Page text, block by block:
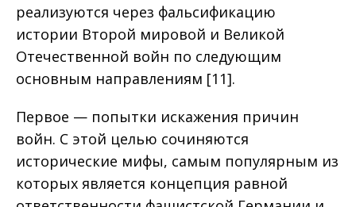
реализуются через фальсификацию
истории Второй мировой и Великой
Отечественной войн по следующим
основным направлениям [11].
Первое — попытки искажения причин
войн. С этой целью сочиняются
исторические мифы, самым популярным из
которых является концепция равной